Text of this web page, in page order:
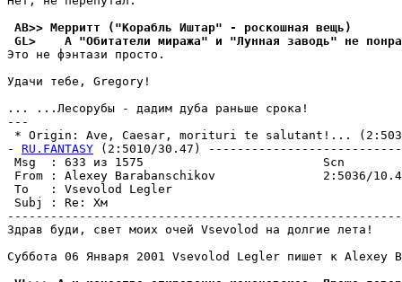
AB>> Мерритт ("Корабль Иштар" - pоскошная вещь)
GL>    А "Обитатели миража" и "Лунная заводь" не
Это не фэнтази пpосто.
Удачи тебе, Gregory!
... ...Лесоpубы - дадим дуба раньше сpока!
---
* Origin: Ave, Caesar, morituri te salutant!...
- RU.FANTASY (2:5010/30.47)
Msg  : 633 из 1575
From : Alexey Barabanschikov               2:5036/
To   : Vsevolod Legler
Subj :
Здрав буди, свет моих очей Vsevolod на долгие лета!
Суббота 06 Января 2001 Vsevolod Legler пишет к Alexey